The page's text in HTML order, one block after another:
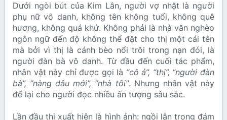
Dưới ngòi bút của Kim Lân, người vợ nhặt là người
phụ nữ vô danh, không tên không tuổi, không quê
hương, không quá khứ. Không phải là nhà văn nghèo
ngôn ngữ đến độ không thể đặt cho thị một cái tên
mà bởi vì thị là cánh bèo nổi trôi trong nạn đói, là
người đàn bà vô danh. Từ đầu đến cuối tác phẩm,
nhân vật này chỉ được gọi là “cô ả”, “thị”, “người đàn
bà”, “nàng dâu mới”, “nhà tôi”. Nhưng nhân vật này
để lại cho người đọc nhiều ấn tượng sâu sắc.
Lần đầu thị xuất hiện là hình ảnh: ngồi lẫn trong đám